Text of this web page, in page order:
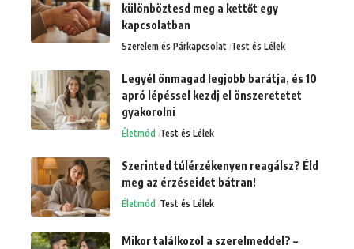
különböztesd meg a kettőt egy
kapcsolatban
Szerelem és Párkapcsolat Test és Lélek
Legyél önmagad legjobb barátja, és 10
apró lépéssel kezdj el önszeretetet
gyakorolni
Életmód Test és Lélek
Szerinted túlérzékenyen reagálsz? Éld
meg az érzéseidet bátran!
Életmód Test és Lélek
Mikor találkozol a szerelmeddel? –